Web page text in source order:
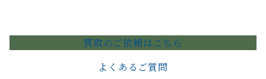
買取のご依頼はこちら
よくあるご質問